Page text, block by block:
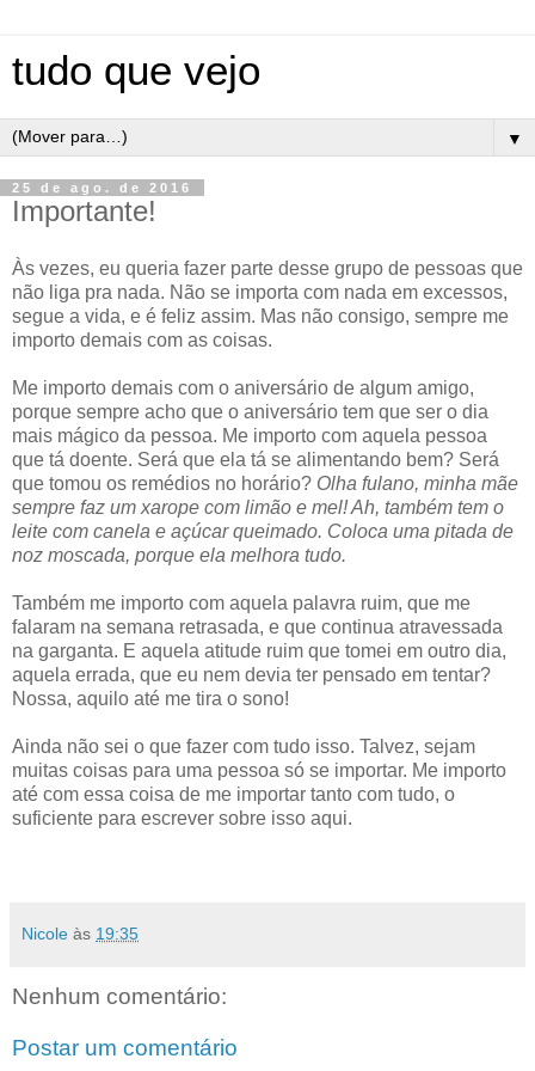
tudo que vejo
▼
25 de ago. de 2016
Importante!
Às vezes, eu queria fazer parte desse grupo de pessoas que
não liga pra nada. Não se importa com nada em excessos,
segue a vida, e é feliz assim. Mas não consigo, sempre me
importo demais com as coisas.
Me importo demais com o aniversário de algum amigo,
porque sempre acho que o aniversário tem que ser o dia
mais mágico da pessoa. Me importo com aquela pessoa
que tá doente. Será que ela tá se alimentando bem? Será
que tomou os remédios no horário? Olha fulano, minha mãe
sempre faz um xarope com limão e mel! Ah, também tem o
leite com canela e açúcar queimado. Coloca uma pitada de
noz moscada, porque ela melhora tudo.
Também me importo com aquela palavra ruim, que me
falaram na semana retrasada, e que continua atravessada
na garganta. E aquela atitude ruim que tomei em outro dia,
aquela errada, que eu nem devia ter pensado em tentar?
Nossa, aquilo até me tira o sono!
Ainda não sei o que fazer com tudo isso. Talvez, sejam
muitas coisas para uma pessoa só se importar. Me importo
até com essa coisa de me importar tanto com tudo, o
suficiente para escrever sobre isso aqui.
Nicole às 19:35
Nenhum comentário:
Postar um comentário